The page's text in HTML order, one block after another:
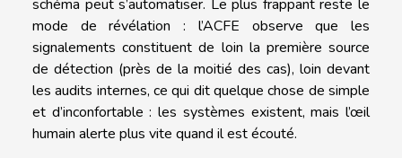
schéma peut s’automatiser. Le plus frappant reste le
mode de révélation : l’ACFE observe que les
signalements constituent de loin la première source
de détection (près de la moitié des cas), loin devant
les audits internes, ce qui dit quelque chose de simple
et d’inconfortable : les systèmes existent, mais l’œil
humain alerte plus vite quand il est écouté.